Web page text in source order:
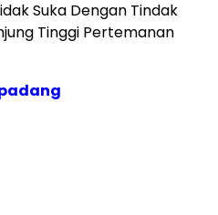
Suka Dengan Tindak
Tinggi Pertemanan